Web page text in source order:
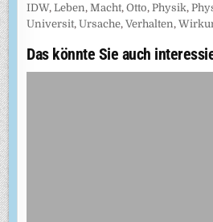
IDW,Leben, Macht,Otto, Physik,
Universit,Ursache,Verhalten,
Das könnte Sie auch